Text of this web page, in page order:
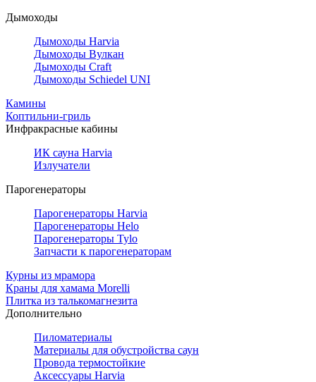
Дымоходы
Дымоходы Harvia
Дымоходы Вулкан
Дымоходы Craft
Дымоходы Schiedel UNI
Камины
Коптильни-гриль
Инфракрасные кабины
ИК сауна Harvia
Излучатели
Парогенераторы
Парогенераторы Harvia
Парогенераторы Helo
Парогенераторы Tylo
Запчасти к парогенераторам
Курны из мрамора
Краны для хамама Morelli
Плитка из талькомагнезита
Дополнительно
Пиломатериалы
Материалы для обустройства саун
Провода термостойкие
Аксессуары Harvia